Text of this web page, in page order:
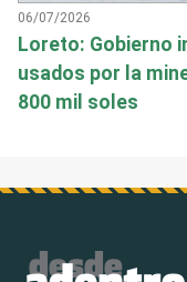
06/07/2026
Loreto: Gobierno
usados por la
800 mil soles